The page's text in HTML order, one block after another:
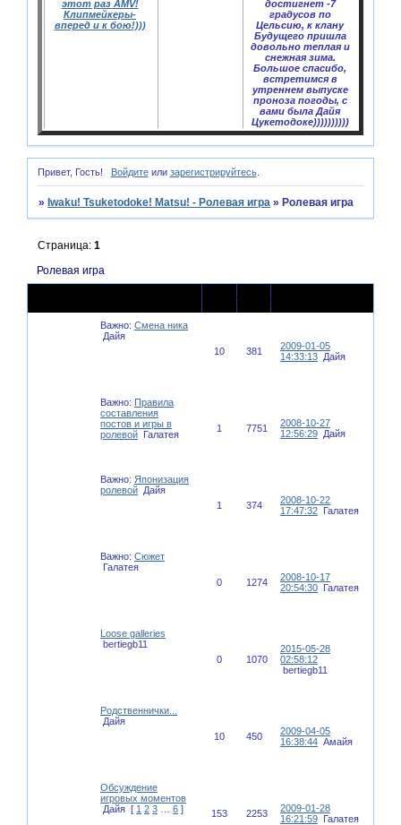
этот раз AMV!
Клипмейкеры-
вперед и к бою!)))
достигнет -7
градусов по
Цельсию, к клану
Будущего пришла
довольно теплая и
снежная зима.
Большое спасибо,
встретимся в
утреннем выпуске
проноза погоды, с
вами была Дайя
Цукетодоке))))))))))
Привет, Гость! Войдитеили зарегистрируйтесь.
» Iwaku! Tsuketodoke! Matsu! - Ролевая игра » Ролевая игра
Ролевая игра
Страница:1
Ответов Просмотров
Важно: Смена ника
Дайя
10
381
2009-01-05
14:33:13 Дайя
Важно: Правила
составления
постов и игры в
ролевой Галатея
1 7751
2008-10-27
12:56:29 Дайя
Важно: Японизация
ролевой Дайя
1
374
2008-10-22
17:47:32 Галатея
Важно: Сюжет
Галатея
0
1274
2008-10-17
20:54:30 Галатея
Loose galleries
bertiegb11
0
1070
2015-05-28
02:58:12
bertiegb11
Родственнички...
Дайя
10
450
2009-04-05
16:38:44 Амайя
Обсуждение
игровых моментов
Дайя [ 1 2 3 6 ] 153 2253
2009-01-28
16:21:59 Галатея